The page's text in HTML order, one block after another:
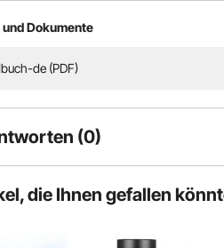
einen Ventilator für einen
Funktionen und
und sorgt selbst an
Dokumente
de (PDF)
(0)
...
Frage
die Ihnen gefallen